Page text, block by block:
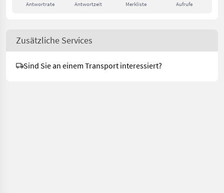
Antwortrate Antwortzeit Merkliste Aufrufe
Zusätzliche Services
Sind Sie an einem Transport interessiert?